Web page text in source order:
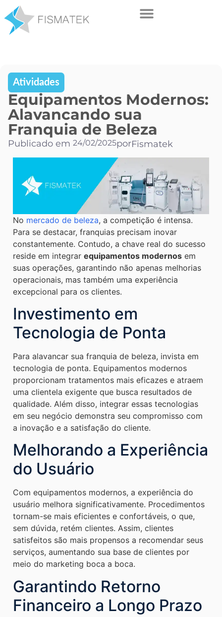
Atividades
Equipamentos Modernos:
Alavancando sua
Franquia de Beleza
Publicado em 24/02/2025porFismatek
No mercado de beleza, a competição é intensa.
Para se destacar, franquias precisam inovar
constantemente. Contudo, a chave real do sucesso
reside em integrar equipamentos modernos em
suas operações, garantindo não apenas melhorias
operacionais, mas também uma experiência
excepcional para os clientes.
Investimento em
Tecnologia de Ponta
Para alavancar sua franquia de beleza, invista em
tecnologia de ponta. Equipamentos modernos
proporcionam tratamentos mais eficazes e atraem
uma clientela exigente que busca resultados de
qualidade. Além disso, integrar essas tecnologias
em seu negócio demonstra seu compromisso com
a inovação e a satisfação do cliente.
Melhorando a Experiência
do Usuário
Com equipamentos modernos, a experiência do
usuário melhora significativamente. Procedimentos
tornam-se mais eficientes e confortáveis, o que,
sem dúvida, retém clientes. Assim, clientes
satisfeitos são mais propensos a recomendar seus
serviços, aumentando sua base de clientes por
meio do marketing boca a boca.
Garantindo Retorno
Financeiro a Longo Prazo